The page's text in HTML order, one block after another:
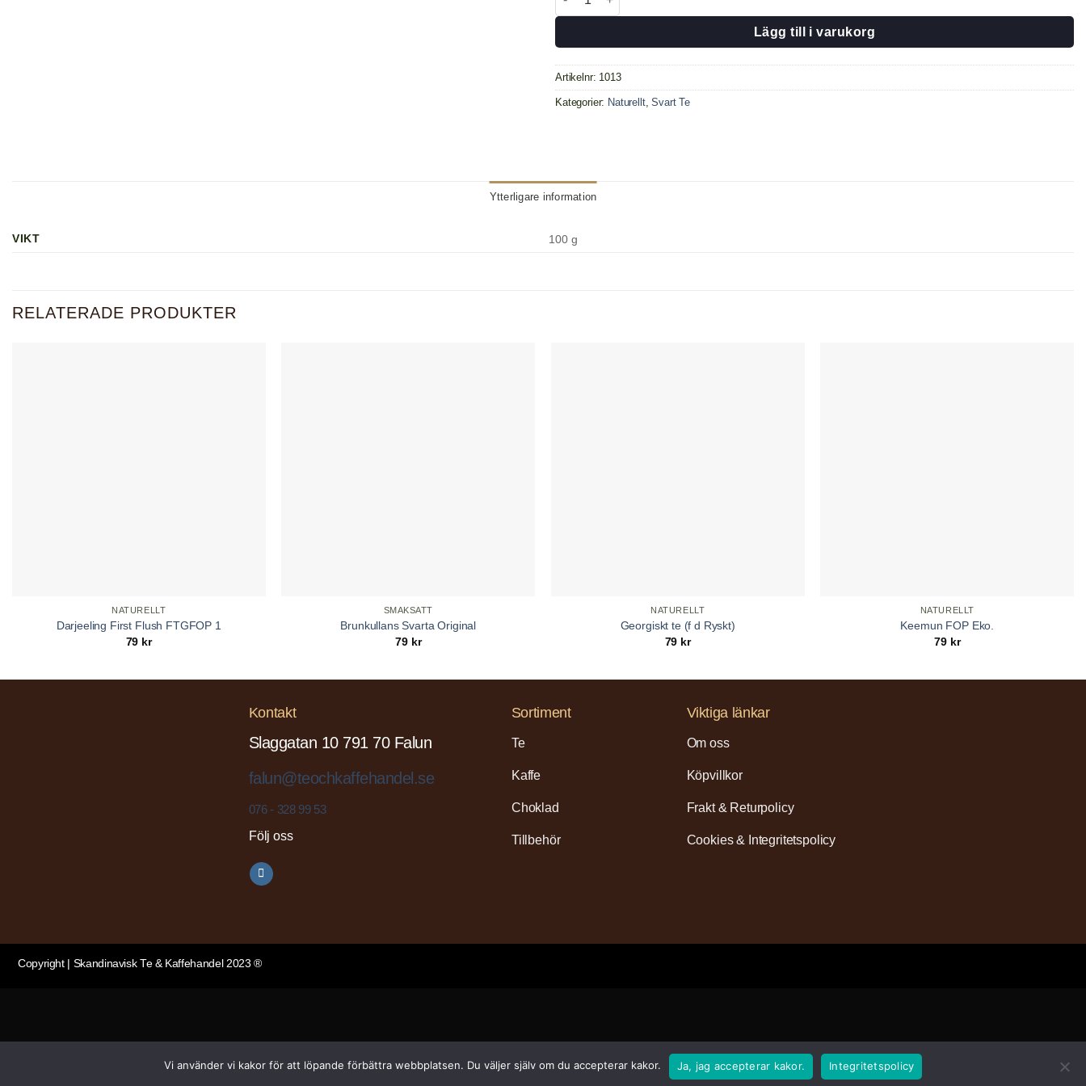
Lägg till i varukorg
Artikelnr: 1013
Kategorier: Naturellt,Svart Te
Ytterligare information
VIKT 100 g
RELATERADE PRODUKTER
NATURELLT
Darjeeling First Flush FTGFOP 1
79 kr
SMAKSATT
Brunkullans Svarta Original
79 kr
NATURELLT
Georgiskt te (f d Ryskt)
79 kr
NATURELLT
Keemun FOP Eko.
79 kr
Kontakt
Slaggatan 10 791 70 Falun
falun@teochkaffehandel.se
076 - 328 99 53
Följ oss
Sortiment
Te
Kaffe
Choklad
Tillbehör
Viktiga länkar
Om oss
Köpvillkor
Frakt & Returpolicy
Cookies & Integritetspolicy
Copyright | Skandinavisk Te & Kaffehandel 2023 ®
Vi använder vi kakor för att löpande förbättra webbplatsen. Du väljer själv om du accepterar kakor. Ja, jag accepterar kakor. Integritetspolicy